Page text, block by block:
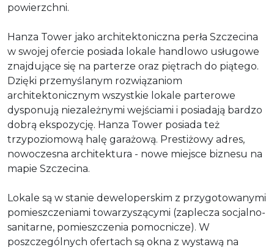
powierzchni.
Hanza Tower jako architektoniczna perła Szczecina
w swojej ofercie posiada lokale handlowo usługowe
znajdujące się na parterze oraz piętrach do piątego.
Dzięki przemyślanym rozwiązaniom
architektonicznym wszystkie lokale parterowe
dysponują niezależnymi wejściami i posiadają bardzo
dobrą ekspozycję. Hanza Tower posiada też
trzypoziomową halę garażową. Prestiżowy adres,
nowoczesna architektura - nowe miejsce biznesu na
mapie Szczecina.
Lokale są w stanie deweloperskim z przygotowanymi
pomieszczeniami towarzyszącymi (zaplecza socjalno-
sanitarne, pomieszczenia pomocnicze). W
poszczególnych ofertach są okna z wystawą na